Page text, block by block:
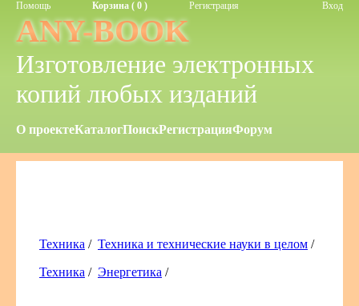
Помощь Корзина ( 0 ) Регистрация Вход
ANY-BOOK
Изготовление электронных
копий любых изданий
О проектеКаталогПоискРегистрацияФорум
Техника / Техника и технические науки в целом /
Техника / Энергетика /